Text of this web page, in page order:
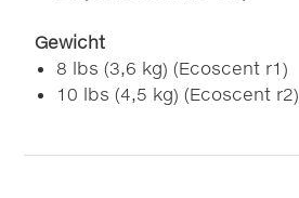
Gewicht
8 lbs (3,6 kg) (Ecoscent r1)
10 lbs (4,5 kg) (Ecoscent r2)